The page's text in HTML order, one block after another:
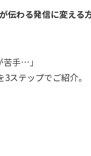
伝わる発信に変える
苦手…」
3ステップでご紹介。